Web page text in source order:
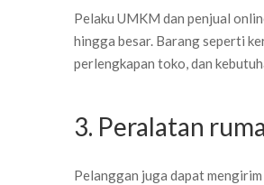
Pelaku UMKM dan penjual
hingga besar. Barang seperti
perlengkapan toko, dan
3. Peralatan
Pelanggan juga dapat